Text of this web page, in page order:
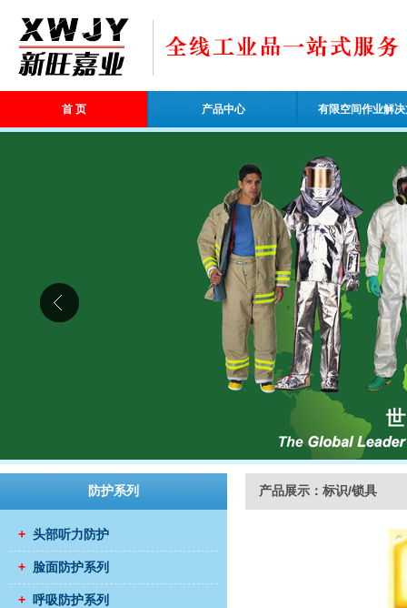
首 页 产品中心 有限空间作业解
防护系列
+ 头部听力防护
+ 脸面防护系列
+ 呼吸防护系列
产品展示：标识/锁具